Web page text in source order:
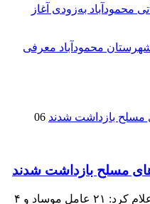
۵۰۰ مگاواتی محمودآباد به‌زودی آغاز
محمودآباد معرفی
06
محمودآباد آنلاین : وزارت اطلاعات اعلام کرد: ۲۱ عامل موساد و ۴